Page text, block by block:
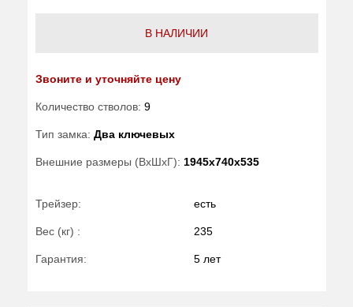
В НАЛИЧИИ
Звоните и уточняйте цену
Количество стволов: 9
Тип замка: Два ключевых
Внешние размеры (ВхШхГ): 1945x740x535
Трейзер: есть
Вес (кг) : 235
Гарантия: 5 лет